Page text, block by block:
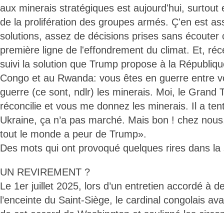
aux minerais stratégiques est aujourd'hui, surtout
de la prolifération des groupes armés. Ç'en est
solutions, assez de décisions prises sans écouter
première ligne de l'effondrement du climat. Et,
suivi la solution que Trump propose à la
Congo et au Rwanda: vous êtes en guerre entre
guerre (ce sont, ndlr) les minerais. Moi, le Grand
réconcilie et vous me donnez les minerais. Il a
Ukraine, ça n’a pas marché. Mais bon ! chez
tout le monde a peur de Trump».
Des mots qui ont provoqué quelques rires dans la
UN REVIREMENT ?
Le 1er juillet 2025, lors d’un entretien accordé à
l’enceinte du Saint-Siège, le cardinal congolais